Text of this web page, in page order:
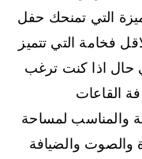
التي تمنحك حفل
فخامة التي تتميز
حال اذا كنت ترغب
القاعات
والمناسب لمساحة
والصوت والضيافة